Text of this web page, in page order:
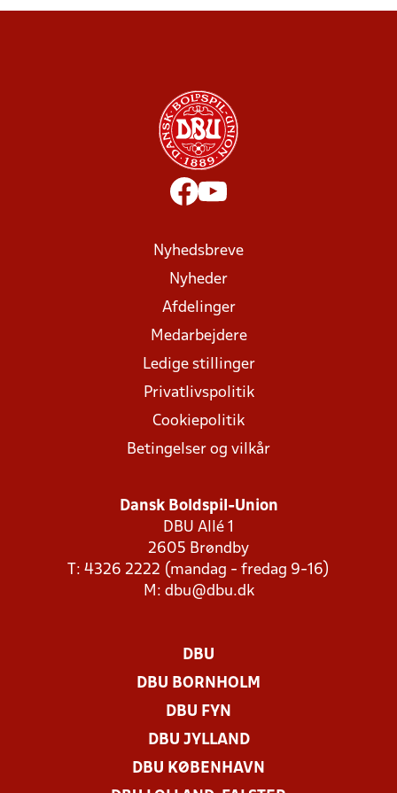
Nyhedsbreve
Nyheder
Afdelinger
Medarbejdere
Ledige stillinger
Privatlivspolitik
Cookiepolitik
Betingelser og vilkår
Dansk Boldspil-Union
DBU Allé 1
2605 Brøndby
T: 4326 2222 (mandag - fredag 9-16)
M: dbu@dbu.dk
DBU
DBU BORNHOLM
DBU FYN
DBU JYLLAND
DBU KØBENHAVN